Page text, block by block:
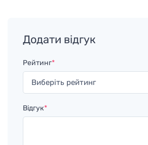
Додати відгук
Рейтинг*
Відгук*